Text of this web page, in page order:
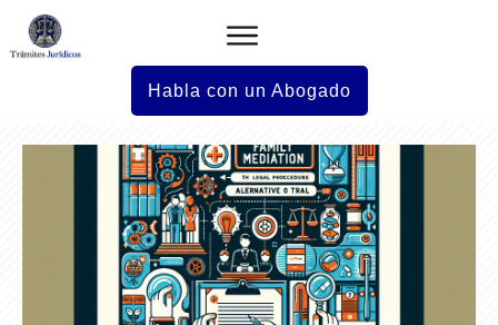
Habla con un Abogado